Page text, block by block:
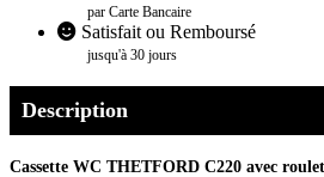
par Carte Bancaire
Satisfait ou Remboursé
jusqu'à 30 jours
Description
Cassette WC THETFORD C220 avec